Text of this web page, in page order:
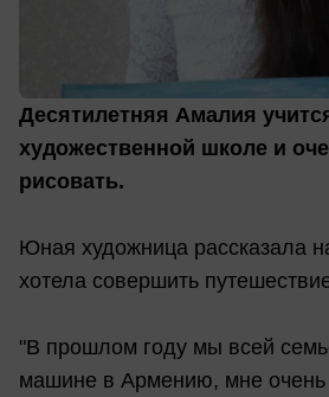
Десятилетняя Амалия
художественной школе и
рисовать.
Юная художница рассказала
хотела совершить
"В прошлом году мы всей
машине в Армению, мне очень